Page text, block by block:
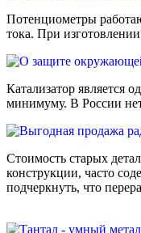
Потенциометры
тока. При
Катализатор является
минимуму. В России нет
Стоимость старых
конструкции, часто
подчеркнуть, что